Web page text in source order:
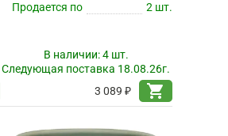
Продается по
2 шт.
В наличии:4 шт.
Следующая поставка 18.08.26г.
3 089 ₽
shopping_cart